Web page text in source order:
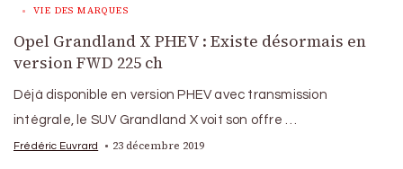
VIE DES MARQUES
Opel Grandland X PHEV : Existe désormais en
version FWD 225 ch
Déjà disponible en version PHEV avec transmission
intégrale, le SUV Grandland X voit son offre …
Frédéric Euvrard 23 décembre 2019